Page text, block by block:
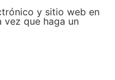
y sitio web en
vez que haga un